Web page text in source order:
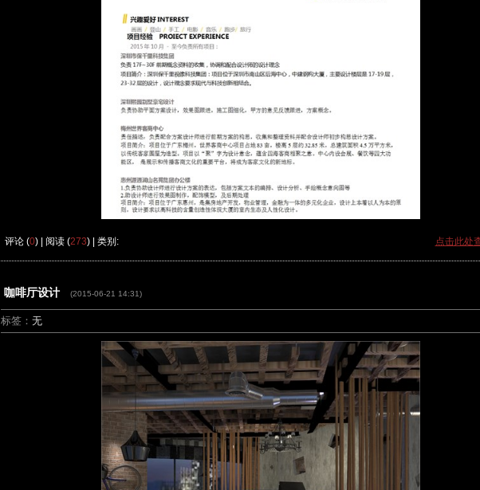
点击此处
评论 (0) | 阅读 (273) | 类别:
咖啡厅设计 (2015-06-21 14:31)
标签： 无